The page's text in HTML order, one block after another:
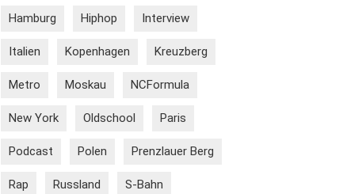
Hamburg Hiphop Interview
Italien Kopenhagen Kreuzberg
Metro Moskau NCFormula
New York Oldschool Paris
Podcast Polen Prenzlauer Berg
Rap Russland S-Bahn